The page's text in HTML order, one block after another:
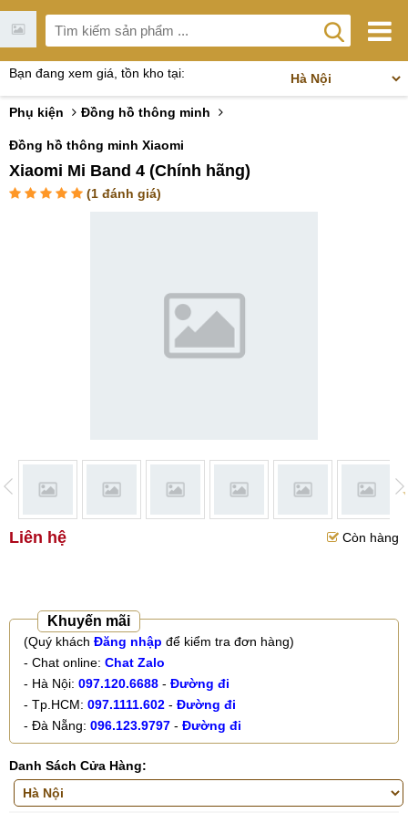
Bạn đang xem giá, tồn kho tại:
Phụ kiện Đồng hồ thông minh
Đồng hồ thông minh Xiaomi
Xiaomi Mi Band 4 (Chính hãng)
(1 đánh giá)
Liên hệ Còn hàng
Khuyến mãi
(Quý khách Đăng nhập để kiểm tra đơn hàng)
- Chat online: Chat Zalo
- Hà Nội: 097.120.6688 - Đường đi
- Tp.HCM: 097.1111.602 - Đường đi
- Đà Nẵng: 096.123.9797 - Đường đi
Danh Sách Cửa Hàng: